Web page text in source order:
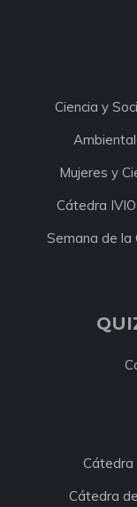
Ciencia y
Mujeres y
Cátedra
Semana de la
Cátedra
Cátedra